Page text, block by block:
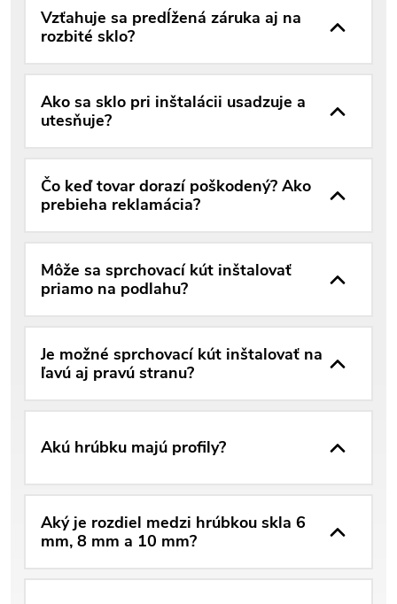
Vzťahuje sa predĺžená záruka aj na
rozbité sklo?
Ako sa sklo pri inštalácii usadzuje a
utesňuje?
Čo keď tovar dorazí poškodený? Ako
prebieha reklamácia?
Môže sa sprchovací kút inštalovať
priamo na podlahu?
Je možné sprchovací kút inštalovať na
ľavú aj pravú stranu?
Akú hrúbku majú profily?
Aký je rozdiel medzi hrúbkou skla 6
mm, 8 mm a 10 mm?